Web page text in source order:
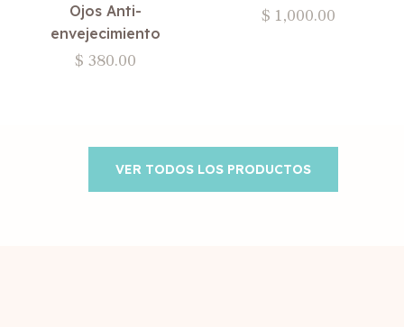
Ojos Anti-
envejecimiento
Precio
$ 380.00
Precio
$ 1,000.00
VER TODOS LOS PRODUCTOS